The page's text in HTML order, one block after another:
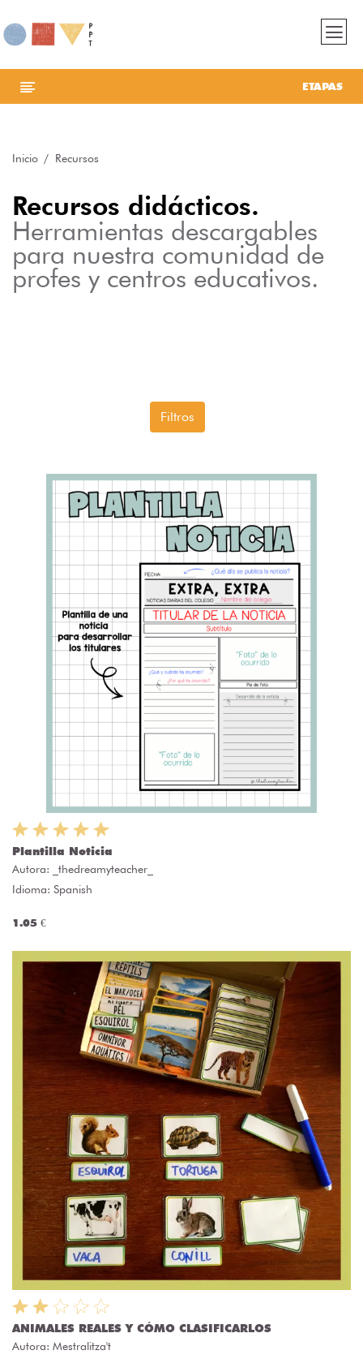
ETAPAS
Inicio Recursos
Recursos didácticos.
Herramientas descargables
para nuestra comunidad de
profes y centros educativos.
Filtros
Plantilla Noticia
Autora:
_thedreamyteacher_
Idioma: Spanish
1.05 €
ANIMALES REALES Y CÓMO CLASIFICARLOS
Autora: Mestralitza't